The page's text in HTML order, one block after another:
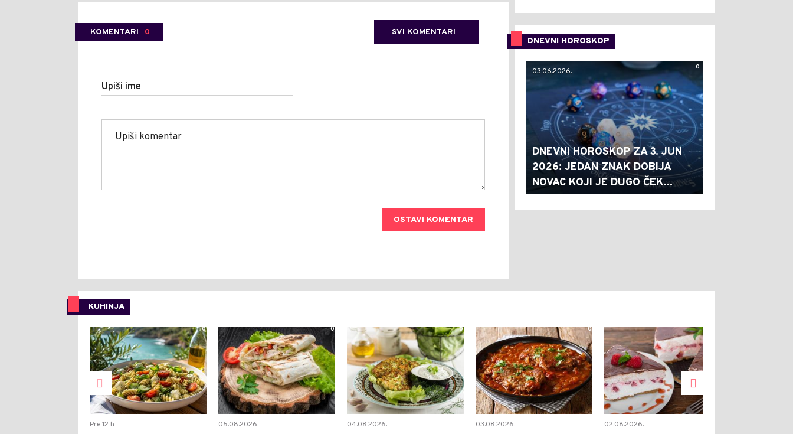
KOMENTARI 0 SVI KOMENTARI
Upiši ime
OSTAVI KOMENTAR
DNEVNI HOROSKOP
0
03.06.2026.
DNEVNI HOROSKOP ZA 3. JUN
2026: JEDAN ZNAK DOBIJA
NOVAC KOJI JE DUGO ČEK...
KUHINJA
0
Pre 12 h
0
05.08.2026.
0
04.08.2026.
0
03.08.2026. 02.08.2026.